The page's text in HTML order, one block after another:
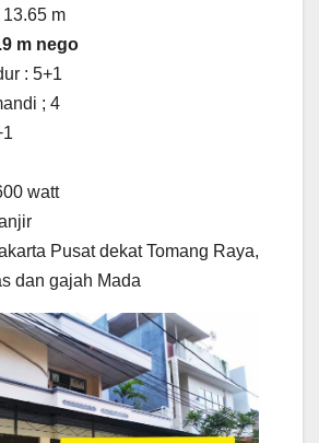
m
m nego
: 5+1
; 4
watt
Pusat dekat Tomang Raya,
dan gajah Mada